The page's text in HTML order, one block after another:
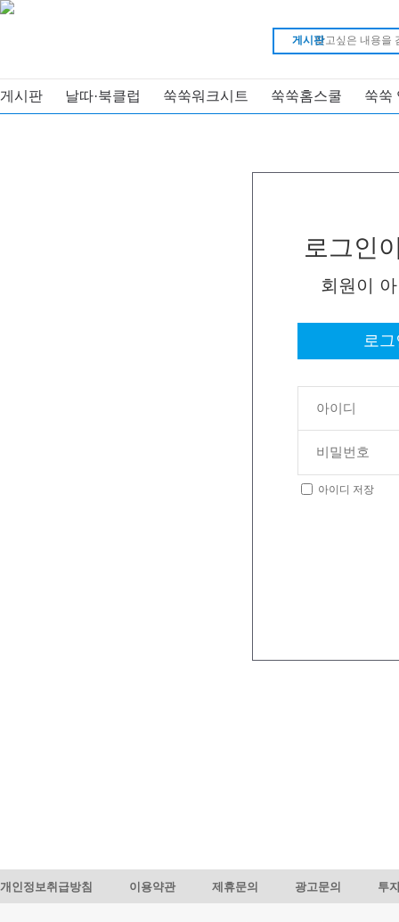
게시판
게시판 날따·북클럽 쑥쑥워크시트 쑥쑥홈스쿨 쑥쑥
로그인
회원이
로
아이디 저장
개인정보취급방침 이용약관 제휴문의 광고문의 투